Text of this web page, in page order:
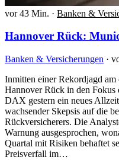
vor 43 Min. · Banken &
Hannover Rück:
Banken & Versicherungen ·
Inmitten einer Rekordjagd
Hannover Rück in den
DAX gestern ein neues
wachsender Skepsis auf die
Rückversicherers. Die
Warnung ausgesprochen,
Quartal mit Risiken behaftet
Preisverfall im…